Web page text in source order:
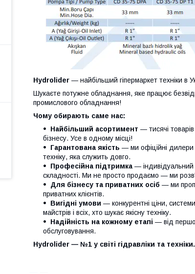
Hydrolider — найбільший гіпермаркет техніки в
Шукаєте потужне обладнання, яке працює
промислового обладнання!
Чому обирають саме нас:
Найбільший асортимент — тисячі
бізнесу. Усе в одному місці!
Гарантована якість — ми офіційні дилери
техніку, яка служить довго.
Професійна підтримка — індивідуальний
складності. Ми не просто продаємо — ми
Для бізнесу та приватних осіб — ми
приватних клієнтів.
Вигідні умови — конкурентні ціни,
майстрів і всіх, хто шукає якісну техніку.
Надійність на кожному етапі — від
обслуговування.
Hydrolider — №1 у світі гідравліки та техніки.